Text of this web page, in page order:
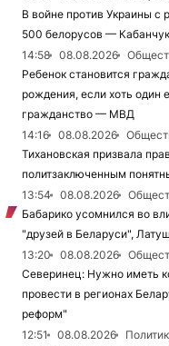
В войне против Украины с
500 белорусов — Кабанчук
14:58
08.08.2026
Ребенок становится
рождения, если хоть один
гражданство — МВД
14:16
08.08.2026
Тихановская призвала
политзаключенным
13:54
08.08.2026
Бабарико усомнился во
"друзей в Беларуси",
13:20
08.08.2026
Северинец: Нужно иметь
провести в регионах
реформ"
12:51
08.08.2026